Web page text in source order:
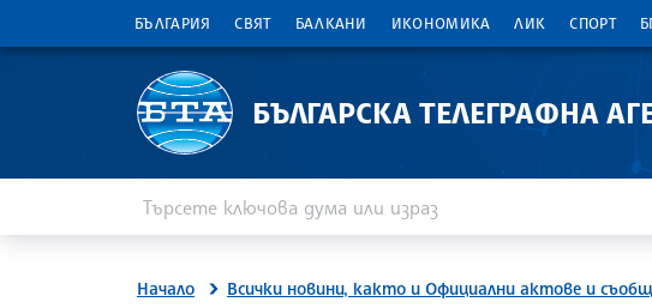
БЪЛГАРИЯ СВЯТ БАЛКАНИ ИКОНОМИКА ЛИК СПОРТ
БЪЛГАРСКА ТЕЛЕГРАФНА
Начало Всички новини, както и Официални актове и